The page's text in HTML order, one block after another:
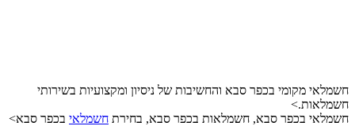
חשמלאי מקומי בכפר סבא והחשיבות של ניסיון ומקצועיות בשירותי
חשמלאות.>
חשמלאי בכפר סבא, חשמלאות בכפר סבא, בחירת חשמלאי בכפר סבא>